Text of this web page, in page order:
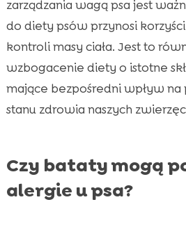
zarządzania wagą psa jest
do diety psów przynosi
kontroli masy ciała. Jest to
wzbogacenie diety o istotne
mające bezpośredni wpływ
stanu zdrowia naszych
Czy bataty mogą
alergie u psa?